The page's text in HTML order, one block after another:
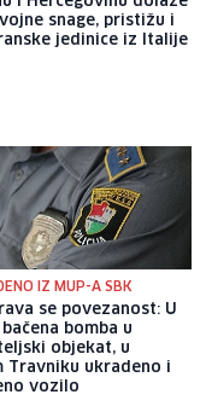
snage, pristižu i
jedinice iz Italije
IZ MUP-A SBK
se povezanost: U
bomba u
objekat, u
Travniku ukradeno i
vozilo